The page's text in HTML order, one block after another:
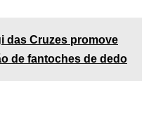
das Cruzes promove
de fantoches de dedo